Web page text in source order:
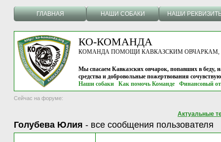
ГЛАВНАЯ НАШИ СОБАКИ НАШИ
КО-КОМАНДА
КОМАНДА ПОМОЩИ КАВКАЗСКИМ ОВЧАРКАМ, г.
Мы спасаем Кавказских овчарок, попавших в беду,
средства и добровольные пожертвования
Наши собаки
Как помочь Команде Финансовый
Сейчас на форуме:
Актуальные
Голубева Юлия - все сообщения пользователя